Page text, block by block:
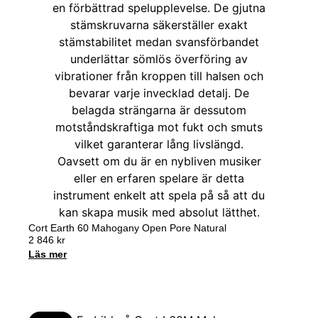
Cort Earth 60 Mahogany Open Pore Natural
2 846 kr
Läs mer